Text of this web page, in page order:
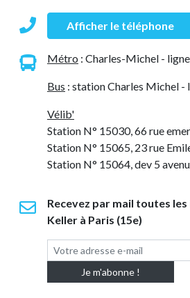
Afficher le téléphone
Métro : Charles-Michel -
Bus : station Charles Michel -
Vélib'
Station N° 15030, 66 rue
Station N° 15065, 23 rue
Station N° 15064, dev 5
Recevez par mail toutes
Keller à Paris (15e)